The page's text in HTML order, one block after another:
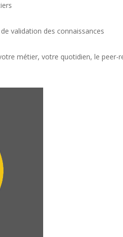
validation des connaissances
métier, votre quotidien, le peer-